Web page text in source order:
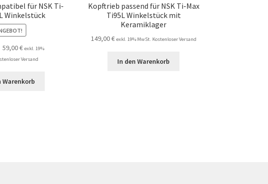
für NSK Ti-
Winkelstück
Ursprünglicher
€
59,00€Aktueller
Preis
59,00 €.
exkl. 19%
Versand
Warenkorb
Kopftrieb passend für NSK Ti-Max
Ti95L Winkelstück mit
Keramiklager
149,00€ exkl. 19% MwSt. Kostenloser Versand
In den Warenkorb